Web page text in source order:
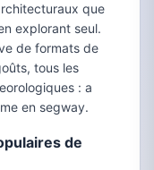
que
explorant seul.
de formats de
tous les
: a
en segway.
de